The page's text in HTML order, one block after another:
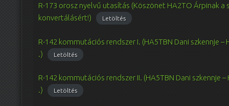
R-173 orosz nyelvű utasítás (Köszönet HA2TO Árpinak
konvertálásért!)
Letöltés
R-142 kommutációs rendszer I. (HA5TBN Dani szkennje –
.)
Letöltés
R-142 kommutációs rendszer II. (HA5TBN Dani szkennje
.)
Letöltés